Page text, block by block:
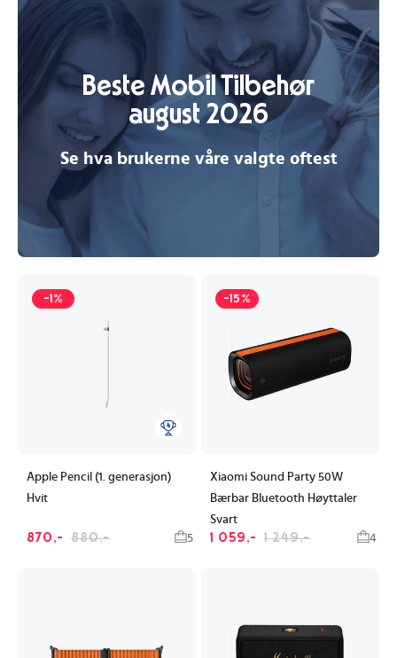
Beste Mobil Tilbehør
august 2026
Se hva brukerne våre valgte oftest
-1%
Apple Pencil (1. generasjon)
Hvit
870,- 880,- 5
-15%
Xiaomi Sound Party 50W
Bærbar Bluetooth Høyttaler
Svart
1 059,- 1 249,- 4